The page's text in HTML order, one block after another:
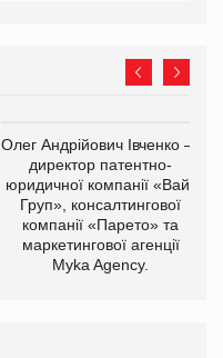
Олег Андрійович Івченко —
директор патентно-
юридичної компанії «Вайз
Груп», консалтингової
компанії «Парето» та
маркетингової агенції
Myka Agency.